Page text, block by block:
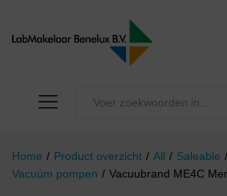
Home / Product overzicht / All / Saleable /
Vacuüm pompen / Vacuubrand ME4C